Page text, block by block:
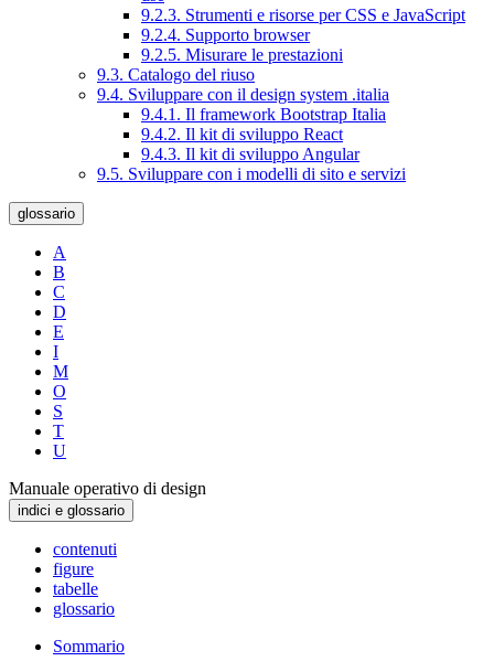
9.2.3. Strumenti e risorse per CSS e JavaScript
9.2.4. Supporto browser
9.2.5. Misurare le prestazioni
9.3. Catalogo del riuso
9.4. Sviluppare con il design system .italia
9.4.1. Il framework Bootstrap Italia
9.4.2. Il kit di sviluppo React
9.4.3. Il kit di sviluppo Angular
9.5. Sviluppare con i modelli di sito e servizi
glossario
A
B
C
D
E
I
M
O
S
T
U
Manuale operativo di design
indici e glossario
contenuti
figure
tabelle
glossario
Sommario